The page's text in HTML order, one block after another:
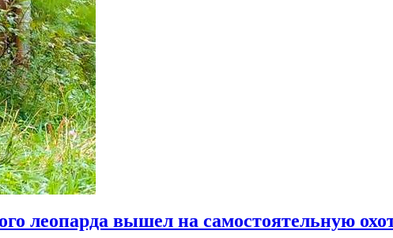
леопарда вышел на самостоятельную